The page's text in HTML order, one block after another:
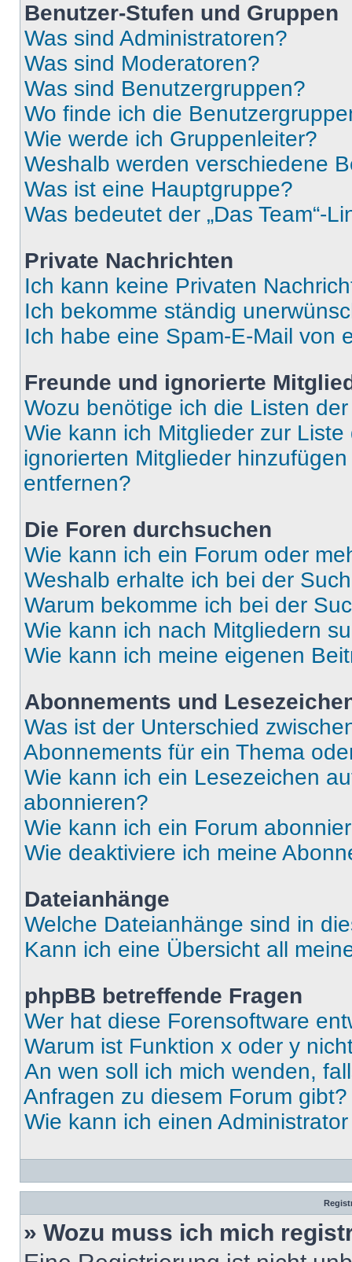
Benutzer-Stufen und Gruppen
Was sind Administratoren?
Was sind Moderatoren?
Was sind Benutzergruppen?
Wo finde ich die
Wie werde ich Gruppenleiter?
Weshalb werden verschiedene
Was ist eine Hauptgruppe?
Was bedeutet der „Das Team“-
Private Nachrichten
Ich kann keine Privaten
Ich bekomme ständig
Ich habe eine Spam-E-Mail von
Freunde und ignorierte
Wozu benötige ich die Listen
Wie kann ich Mitglieder zur
ignorierten Mitglieder
entfernen?
Die Foren durchsuchen
Wie kann ich ein Forum oder
Weshalb erhalte ich bei der
Warum bekomme ich bei der
Wie kann ich nach Mitgliedern
Wie kann ich meine eigenen
Abonnements und
Was ist der Unterschied
Abonnements für ein Thema
Wie kann ich ein Lesezeichen
abonnieren?
Wie kann ich ein Forum
Wie deaktiviere ich meine
Dateianhänge
Welche Dateianhänge sind in
Kann ich eine Übersicht all
phpBB betreffende Fragen
Wer hat diese Forensoftware
Warum ist Funktion x oder y
An wen soll ich mich wenden,
Anfragen zu diesem Forum gibt?
Wie kann ich einen
» Wozu muss ich mich